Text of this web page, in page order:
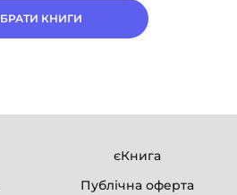
КНИГИ
єКнига
Публічна оферта